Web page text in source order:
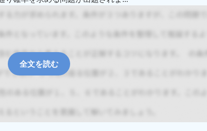
全文を読む